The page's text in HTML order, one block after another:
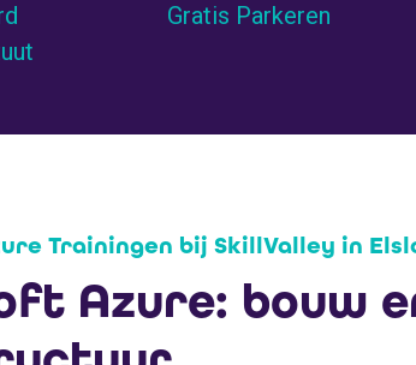
Gratis Parkeren
Trainingen bij SkillValley in
Azure: bouw